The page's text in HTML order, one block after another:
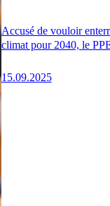
Accusé de vouloir
climat pour 2040, le
15.09.2025